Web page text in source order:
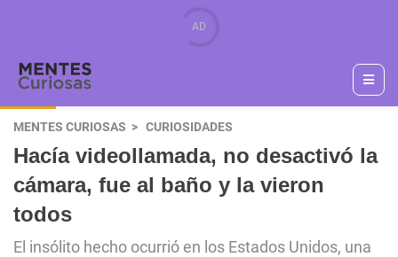
MENTES CURIOSAS CURIOSIDADES
Hacía videollamada, no desactivó la
cámara, fue al baño y la vieron
todos
El insólito hecho ocurrió en los Estados Unidos, una